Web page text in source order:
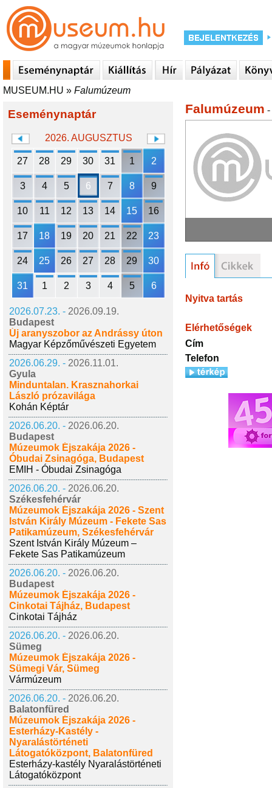
MUSEUM.HU » Falumúzeum
Eseménynaptár
2026. AUGUSZTUS
27 28 29 30 31 1 2
3 4 5 6 7 8 9
10 11 12 13 14 15 16
17 18 19 20 21 22 23
24 25 26 27 28 29 30
31 1 2 3 4 5 6
2026.07.23. - 2026.09.19.
Budapest
Új aranyszobor az Andrássy úton
Magyar Képzőművészeti Egyetem
2026.06.29. - 2026.11.01.
Gyula
Minduntalan. Krasznahorkai
László prózavilága
Kohán Képtár
2026.06.20. - 2026.06.20.
Budapest
Múzeumok Éjszakája 2026 -
Óbudai Zsinagóga, Budapest
EMIH - Óbudai Zsinagóga
2026.06.20. - 2026.06.20.
Székesfehérvár
Múzeumok Éjszakája 2026 - Szent
István Király Múzeum - Fekete Sas
Patikamúzeum, Székesfehérvár
Szent István Király Múzeum –
Fekete Sas Patikamúzeum
2026.06.20. - 2026.06.20.
Budapest
Múzeumok Éjszakája 2026 -
Cinkotai Tájház, Budapest
Cinkotai Tájház
2026.06.20. - 2026.06.20.
Sümeg
Múzeumok Éjszakája 2026 -
Sümegi Vár, Sümeg
Vármúzeum
2026.06.20. - 2026.06.20.
Balatonfüred
Múzeumok Éjszakája 2026 -
Esterházy-Kastély -
Nyaralástörténeti
Látogatóközpont, Balatonfüred
Esterházy-kastély Nyaralástörténeti
Látogatóközpont
Falumúzeum
Nyitva tartás
Elérhetőségek
Cím
Telefon